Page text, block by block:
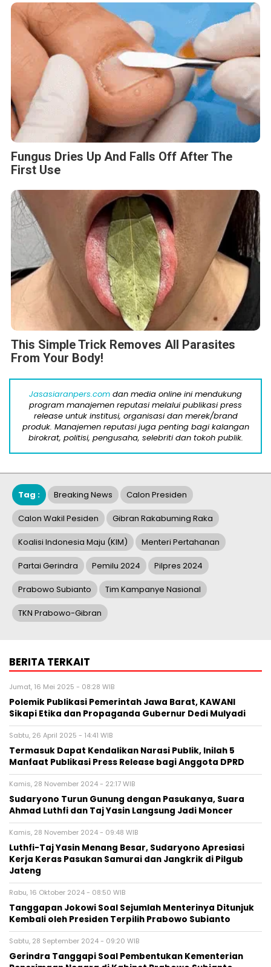
Fungus Dries Up And Falls Off After The
First Use
This Simple Trick Removes All Parasites
From Your Body!
Jasasiaranpers.com dan media online ini mendukung
program manajemen reputasi melalui publikasi press
release untuk institusi, organisasi dan merek/brand
produk. Manajemen reputasi juga penting bagi kalangan
birokrat, politisi, pengusaha, selebriti dan tokoh publik.
Tag : Breaking News Calon Presiden
Calon Wakil Pesiden Gibran Rakabuming Raka
Koalisi Indonesia Maju (KIM) Menteri Pertahanan
Partai Gerindra Pemilu 2024 Pilpres 2024
Prabowo Subianto Tim Kampanye Nasional
TKN Prabowo-Gibran
BERITA TERKAIT
Jumat, 16 Mei 2025 - 08:28 WIB
Polemik Publikasi Pemerintah Jawa Barat, KAWANI
Sikapi Etika dan Propaganda Gubernur Dedi Mulyadi
Sabtu, 26 April 2025 - 14:41 WIB
Termasuk Dapat Kendalikan Narasi Publik, Inilah 5
Manfaat Publikasi Press Release bagi Anggota DPRD
Kamis, 28 November 2024 - 22:17 WIB
Sudaryono Turun Gunung dengan Pasukanya, Suara
Ahmad Luthfi dan Taj Yasin Langsung Jadi Moncer
Kamis, 28 November 2024 - 09:48 WIB
Luthfi-Taj Yasin Menang Besar, Sudaryono Apresiasi
Kerja Keras Pasukan Samurai dan Jangkrik di Pilgub
Jateng
Rabu, 16 Oktober 2024 - 08:50 WIB
Tanggapan Jokowi Soal Sejumlah Menterinya Ditunjuk
Kembali oleh Presiden Terpilih Prabowo Subianto
Sabtu, 28 September 2024 - 09:20 WIB
Gerindra Tanggapi Soal Pembentukan Kementerian